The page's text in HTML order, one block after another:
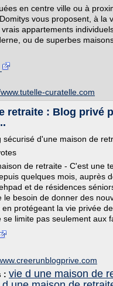
en centre ville ou à
vous proposent, à la
appartements
ou de superbes
curatelle.com
retraite : Blog privé
sécurisé d'une maison de
de retraite - C'est une
quelques mois, auprès
et de résidences
le besoin de donner des
en protégeant la vie privée
se limite pas seulement aux
: vie d une maison de